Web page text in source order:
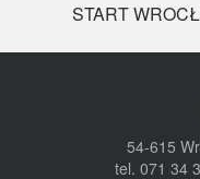
START
54-615
tel. 071 34